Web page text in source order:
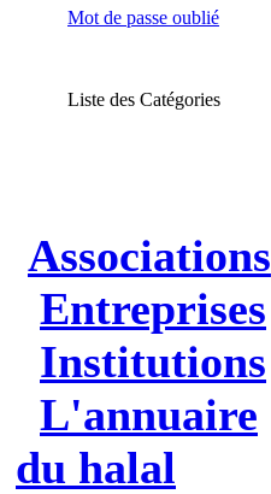
Mot de passe oublié
Liste des Catégories
Associations
Entreprises
Institutions
L'annuaire
du halal